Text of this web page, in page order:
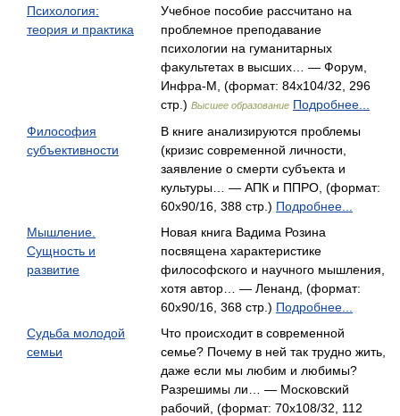
Психология:
теория и практика
Учебное пособие рассчитано на
проблемное преподавание
психологии на гуманитарных
факультетах в высших… — Форум,
Инфра-М, (формат: 84x104/32, 296
стр.) Высшее образование Подробнее...
Философия
субъективности
В книге анализируются проблемы
(кризис современной личности,
заявление о смерти субъекта и
культуры… — АПК и ППРО, (формат:
60x90/16, 388 стр.) Подробнее...
Мышление.
Сущность и
развитие
Новая книга Вадима Розина
посвящена характеристике
философского и научного мышления,
хотя автор… — Ленанд, (формат:
60x90/16, 368 стр.) Подробнее...
Судьба молодой
семьи
Что происходит в современной
семье? Почему в ней так трудно жить,
даже если мы любим и любимы?
Разрешимы ли… — Московский
рабочий, (формат: 70x108/32, 112